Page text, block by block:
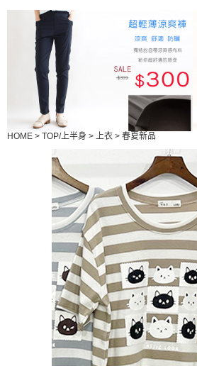
HOME > TOP/上半身 > 上衣 > 春夏新品